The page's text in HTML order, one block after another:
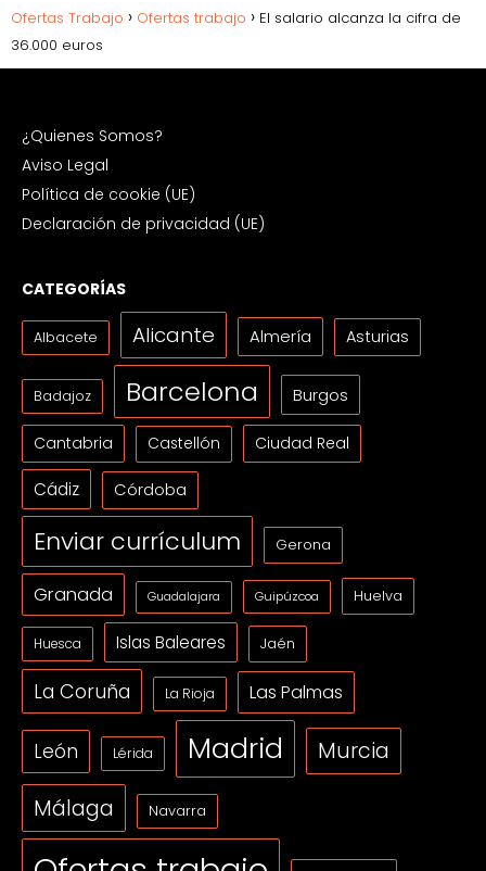
Ofertas Trabajo Ofertas trabajo
El salario alcanza la cifra de
36.000 euros
¿Quienes Somos?
Aviso Legal
Política de cookie (UE)
Declaración de privacidad (UE)
CATEGORÍAS
Albacete Alicante Almería Asturias
Badajoz Barcelona Burgos
Cantabria Castellón Ciudad Real
Cádiz Córdoba
Enviar currículum Gerona
Granada Guadalajara Guipúzcoa Huelva
Huesca Islas Baleares Jaén
La Coruña La Rioja Las Palmas
León Lérida Madrid Murcia
Málaga Navarra